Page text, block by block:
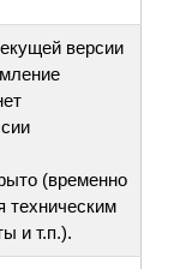
версии
(временно
техническим
и т.п.).